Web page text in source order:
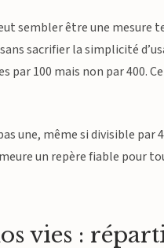
sembler être une mesure
sacrifier la simplicité
par 100 mais non par 400.
une, même si divisible par
un repère fiable pour
vies :